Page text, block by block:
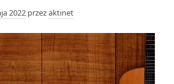
2022 przezaktinet